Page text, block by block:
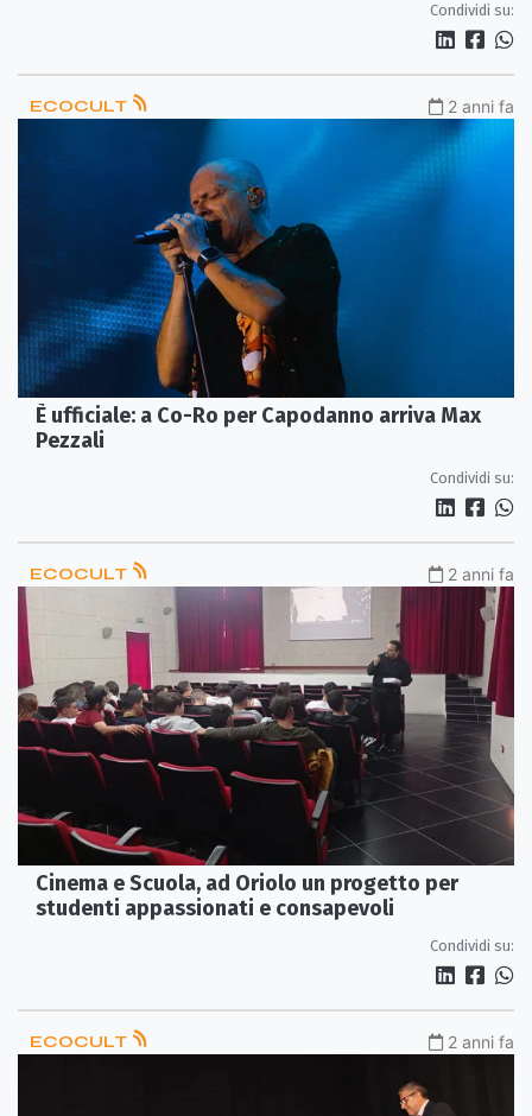
Condividi su:
ECOCULT 2 anni fa
È ufficiale: a Co-Ro per Capodanno arriva Max
Pezzali
Condividi su:
ECOCULT 2 anni fa
Cinema e Scuola, ad Oriolo un progetto per
studenti appassionati e consapevoli
Condividi su:
ECOCULT 2 anni fa